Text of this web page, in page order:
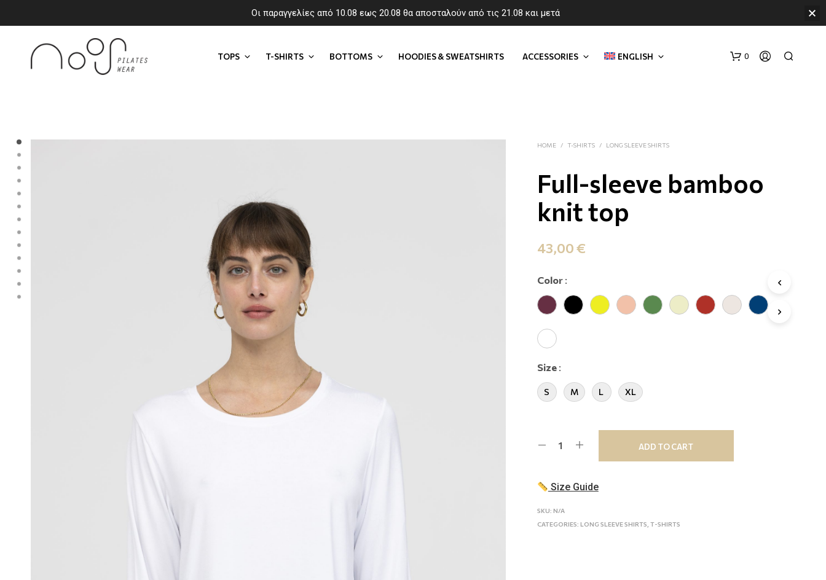
TOPS T-SHIRTS BOTTOMS HOODIES & SWEATSHIRTS ACCESSORIES ENGLISH 0
HOME / T-SHIRTS / LONG SLEEVE SHIRTS
Full-sleeve bamboo
knit top
43,00€
Color :
Size :
S M L XL
ADD TO CART
Size Guide
SKU: N/A
CATEGORIES: LONG SLEEVE SHIRTS T-SHIRTS
Οι παραγγελίες από 10.08 εως 20.08 θα αποσταλούν από τις 21.08 και μετά